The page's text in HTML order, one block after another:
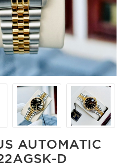
AUTOMATIC
D